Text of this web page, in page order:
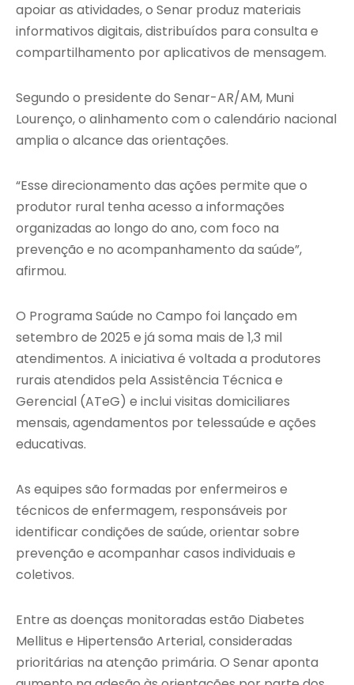
apoiar as atividades, o Senar produz materiais
informativos digitais, distribuídos para consulta e
compartilhamento por aplicativos de mensagem.
Segundo o presidente do Senar-AR/AM, Muni
Lourenço, o alinhamento com o calendário nacional
amplia o alcance das orientações.
“Esse direcionamento das ações permite que o
produtor rural tenha acesso a informações
organizadas ao longo do ano, com foco na
prevenção e no acompanhamento da saúde”,
afirmou.
O Programa Saúde no Campo foi lançado em
setembro de 2025 e já soma mais de 1,3 mil
atendimentos. A iniciativa é voltada a produtores
rurais atendidos pela Assistência Técnica e
Gerencial (ATeG) e inclui visitas domiciliares
mensais, agendamentos por telessaúde e ações
educativas.
As equipes são formadas por enfermeiros e
técnicos de enfermagem, responsáveis por
identificar condições de saúde, orientar sobre
prevenção e acompanhar casos individuais e
coletivos.
Entre as doenças monitoradas estão Diabetes
Mellitus e Hipertensão Arterial, consideradas
prioritárias na atenção primária. O Senar aponta